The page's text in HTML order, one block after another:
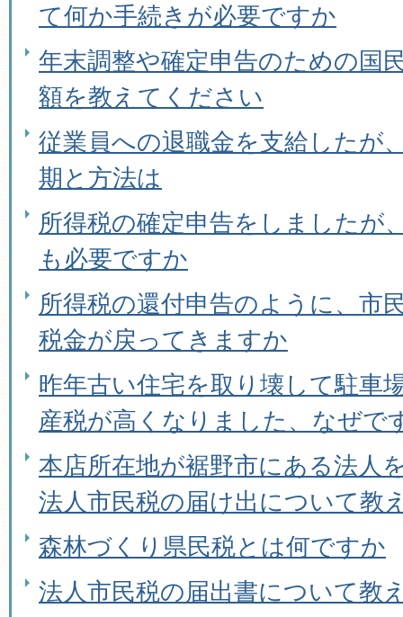
て何か手続きが必要ですか
年末調整や確定申告のための国
額を教えてください
従業員への退職金を支給したが
期と方法は
所得税の確定申告をしましたが
も必要ですか
所得税の還付申告のように、市
税金が戻ってきますか
昨年古い住宅を取り壊して駐車
産税が高くなりました、なぜで
本店所在地が裾野市にある法人
法人市民税の届け出について教
森林づくり県民税とは何ですか
法人市民税の届出書について教